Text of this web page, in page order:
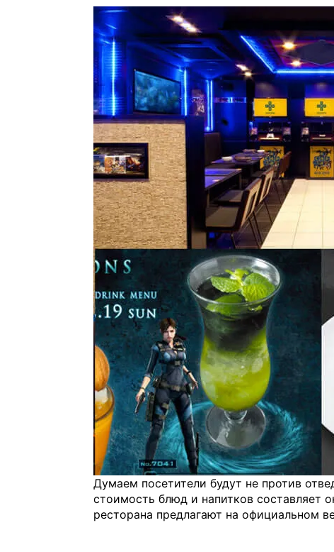
Думаем посетители будут не против
стоимость блюд и напитков составляет
ресторана предлагают на официальном